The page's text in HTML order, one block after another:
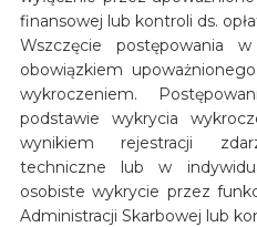
finansowej lub kontroli ds.
Wszczęcie postępowania
obowiązkiem
wykroczeniem.
podstawie wykrycia
wynikiem rejestracji
techniczne lub w
osobiste wykrycie przez
Administracji Skarbowej lub